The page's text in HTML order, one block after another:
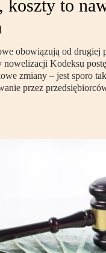
koszty to
obowiązują od drugiej
nowelizacji Kodeksu
zmiany – jest sporo
przez